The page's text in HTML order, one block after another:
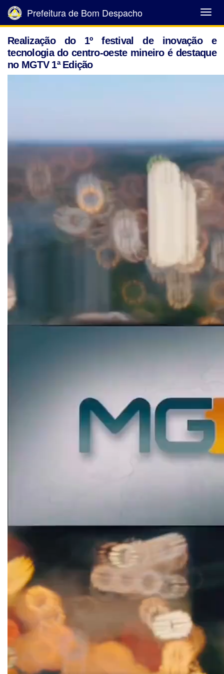
Abrir
Menu
Prefeitura de Bom Despacho
Realização do 1º festival de inovação e
tecnologia do centro-oeste mineiro é destaque
no MGTV 1ª Edição